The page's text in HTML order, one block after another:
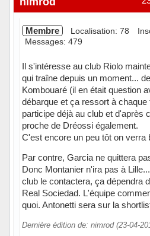
Membre Localisation: 78
Messages: 479
Il s'intéresse au club Riolo
qui traîne depuis un moment...
Kombouaré (il en était question
débarque et ça ressort à
participe déjà au club et d'après
proche de Dréossi également.
C'est encore un peu tôt on verra
Par contre, Garcia ne quittera
Donc Montanier n'ira pas à
club le contactera, ça dépendra
Real Sociedad. L'équipe
quoi. Antonetti sera sur la
Dernière édition de: nimrod (23-04-